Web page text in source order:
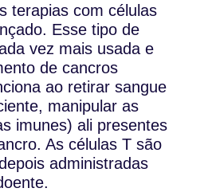
terapias com células
Esse tipo de
vez mais usada e
de cancros
ao retirar sangue
manipular as
imunes) ali presentes
As células T são
administradas